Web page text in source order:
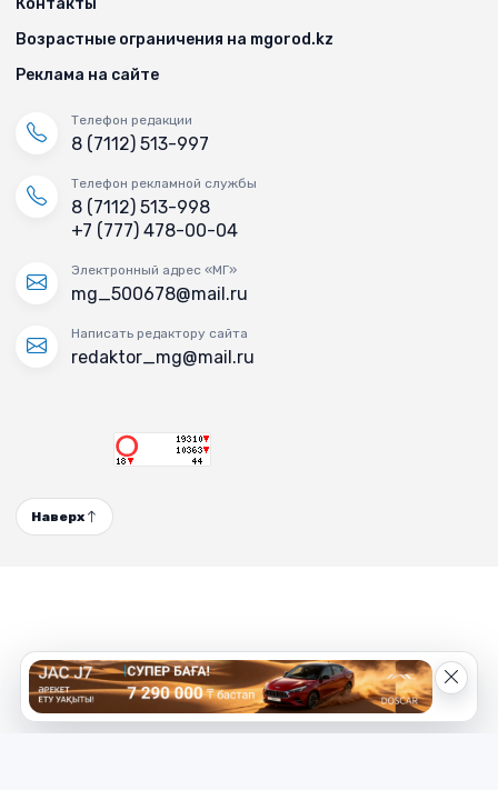
Контакты
Возрастные ограничения на mgorod.kz
Реклама на сайте
Телефон редакции
8 (7112) 513-997
Телефон рекламной службы
8 (7112) 513-998
+7 (777) 478-00-04
Электронный адрес «МГ»
mg_500678@mail.ru
Написать редактору сайта
redaktor_mg@mail.ru
Наверх